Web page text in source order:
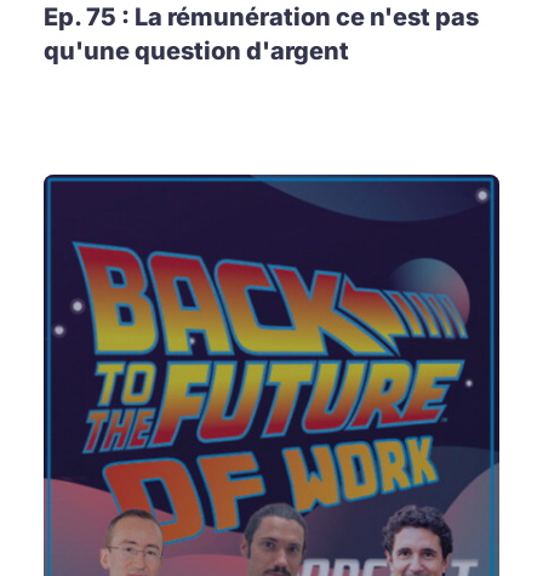
Ep. 75 : La rémunération ce n'est pas
qu'une question d'argent